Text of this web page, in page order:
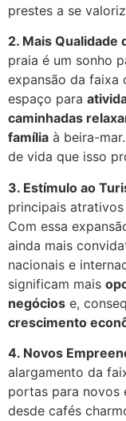
prestes a se
2. Mais Qualidade
praia é um sonho
expansão da faixa
espaço para
caminhadas
família à beira-
de vida que isso
3. Estímulo ao
principais
Com essa
ainda mais
nacionais e
significam mais
negócios e,
crescimento
4. Novos
alargamento da
portas para novos
desde cafés